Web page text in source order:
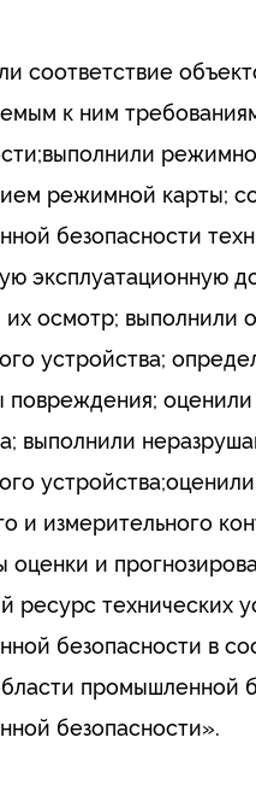
соответствие
к ним
режимной карты;
безопасности
эксплуатационную
их осмотр; выполнили
устройства;
повреждения;
выполнили
и измерительного
оценки и
ресурс технических
безопасности в
промышленной
безопасности».